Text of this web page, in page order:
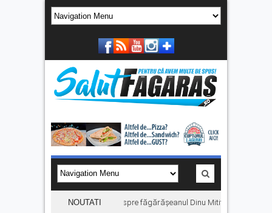
NOUTATI
„Hoinari prin munți”, filmul despre făgărășeanul Dinu Mititeanu, se vede